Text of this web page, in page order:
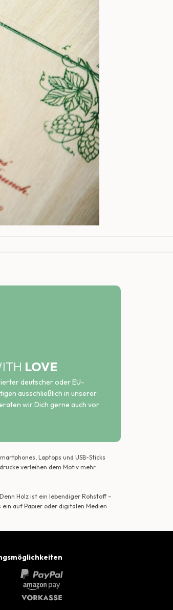
LOVE
deutscher oder EU-
ausschließlich in unserer
wir Dich gerne auch vor
Laptops und USB-Sticks
verleihen dem Motiv mehr
Holz ist ein lebendiger Rohstoff –
auf Papier oder digitalen Medien